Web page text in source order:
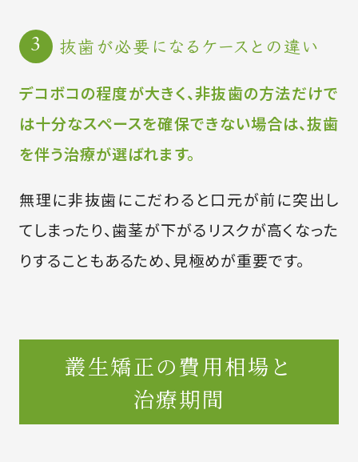
抜歯が必要になるケースとの違い
デコボコの程度が大きく、非抜歯の方法だけで
は十分なスペースを確保できない場合は、抜歯
を伴う治療が選ばれます。
無理に非抜歯にこだわると口元が前に突出し
てしまったり、歯茎が下がるリスクが高くなった
りすることもあるため、見極めが重要です。
叢生矯正の費用相場と
治療期間